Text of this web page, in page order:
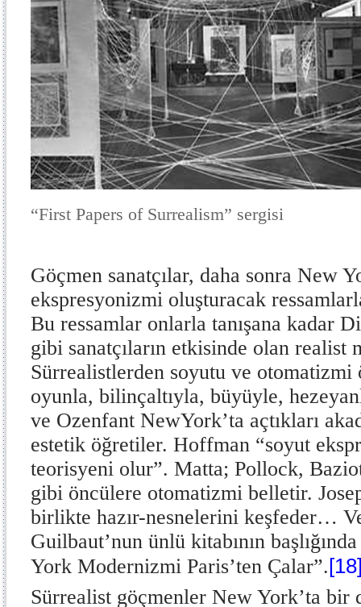
“First Papers of Surrealism” sergisi
Göçmen sanatçılar, daha sonra New
ekspresyonizmi oluşturacak
Bu ressamlar onlarla tanışana kadar
gibi sanatçıların etkisinde olan realist
Sürrealistlerden soyutu ve
oyunla, bilinçaltıyla, büyüyle,
ve Ozenfant NewYork’ta açtıkları
estetik öğretiler. Hoffman “soyut
teorisyeni olur”. Matta; Pollock,
gibi öncülere otomatizmi belletir.
birlikte hazır-nesnelerini keşfeder…
Guilbaut’nun ünlü kitabının
York Modernizmi Paris’ten Çalar”.
Sürrealist göçmenler New York’ta bir